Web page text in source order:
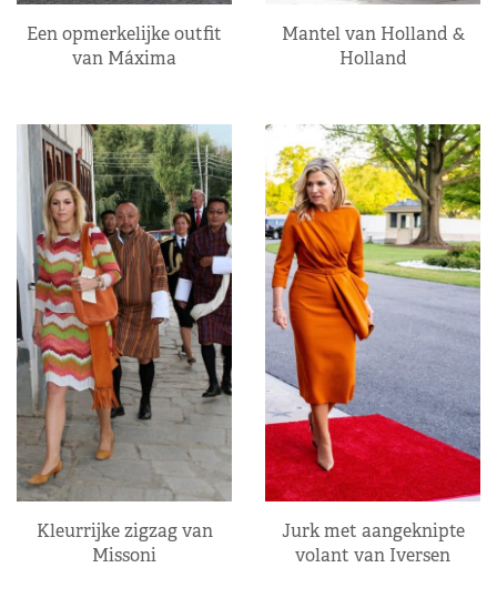
Een opmerkelijke outfit
van Máxima
Mantel van Holland &
Holland
Kleurrijke zigzag van
Missoni
Jurk met aangeknipte
volant van Iversen